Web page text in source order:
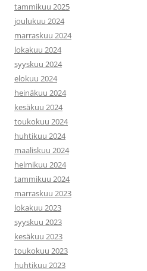
tammikuu 2025
joulukuu 2024
marraskuu 2024
lokakuu 2024
syyskuu 2024
elokuu 2024
heinäkuu 2024
kesäkuu 2024
toukokuu 2024
huhtikuu 2024
maaliskuu 2024
helmikuu 2024
tammikuu 2024
marraskuu 2023
lokakuu 2023
syyskuu 2023
kesäkuu 2023
toukokuu 2023
huhtikuu 2023